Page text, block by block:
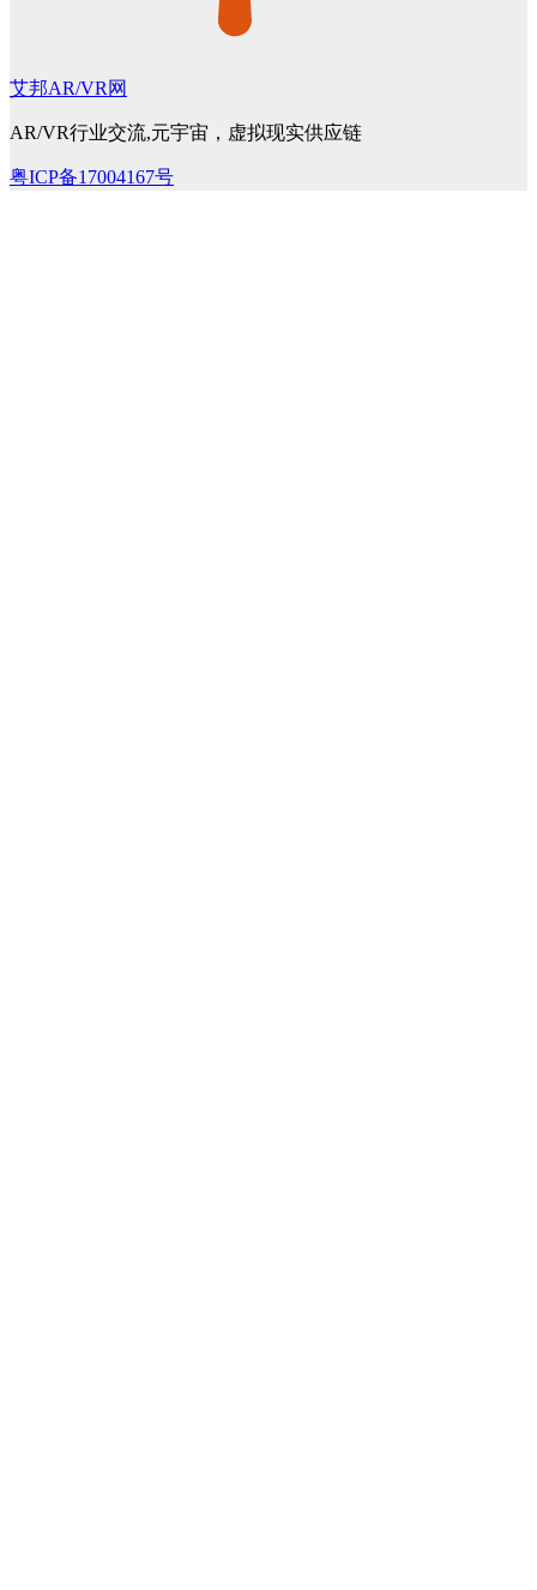
艾邦AR/VR网
AR/VR行业交流,元宇宙，虚拟现实供应链
粤ICP备17004167号